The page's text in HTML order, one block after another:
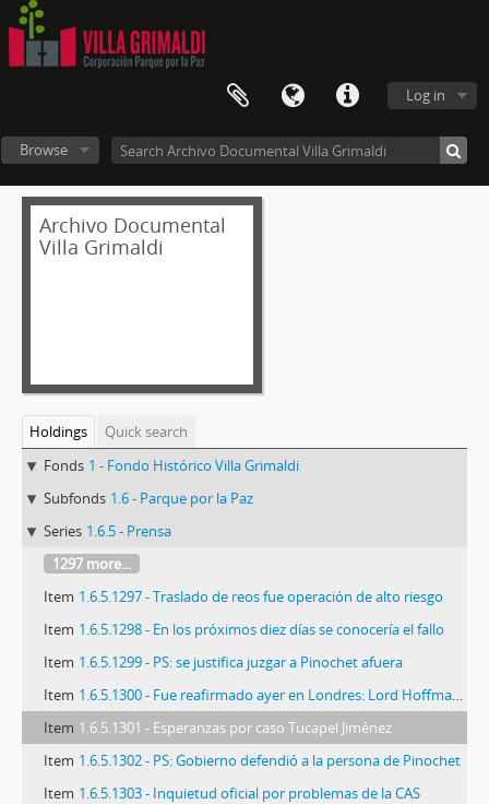
Log in
Browse
Archivo Documental
Villa Grimaldi
Holdings
Quick search
Fonds 1 - Fondo Histórico Villa Grimaldi
Subfonds 1.6 - Parque por la Paz
Series 1.6.5 - Prensa
1297 more...
Item 1.6.5.1297 - Traslado de reos fue operación de alto riesgo
Item 1.6.5.1298 - En los próximos diez días se conocería el fallo
Item 1.6.5.1299 - PS: se justifica juzgar a Pinochet afuera
Item 1.6.5.1300 - Fue reafirmado ayer en Londres: Lord Hoffman seguirá en justicia británica
Item 1.6.5.1301 - Esperanzas por caso Tucapel Jiménez
Item 1.6.5.1302 - PS: Gobierno defendió a la persona de Pinochet
Item 1.6.5.1303 - Inquietud oficial por problemas de la CAS